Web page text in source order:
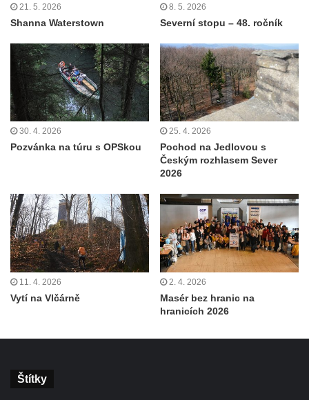
21. 5. 2026
Shanna Waterstown
8. 5. 2026
Severní stopu – 48. ročník
30. 4. 2026
Pozvánka na túru s OPSkou
25. 4. 2026
Pochod na Jedlovou s
Českým rozhlasem Sever
2026
11. 4. 2026
Vytí na Vlčárně
2. 4. 2026
Masér bez hranic na
hranicích 2026
Štítky